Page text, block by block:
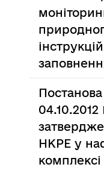
НКРЕ у